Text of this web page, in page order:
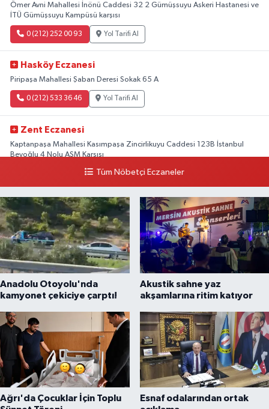
Ömer Avni Mahallesi İnönü Caddesi 32 2 Gümüşsuyu Askeri Hastanesi ve
İTÜ Gümüşsuyu Kampüsü karşısı
0 (212) 252 00 93 Yol Tarifi Al
Hasköy Eczanesi
Piripaşa Mahallesi Şaban Deresi Sokak 65 A
0 (212) 533 36 46 Yol Tarifi Al
Zent Eczanesi
Kaptanpaşa Mahallesi Kasımpaşa Zincirlikuyu Caddesi 123B İstanbul
Beyoğlu 4 Nolu ASM Karşısı
Yol Tarifi Al
Tüm Nöbetçi Eczaneler
Anadolu Otoyolu'nda
kamyonet çekiciye çarptı!
Akustik sahne yaz
akşamlarına ritim katıyor
Ağrı'da Çocuklar İçin Toplu
Esnaf odalarından ortak